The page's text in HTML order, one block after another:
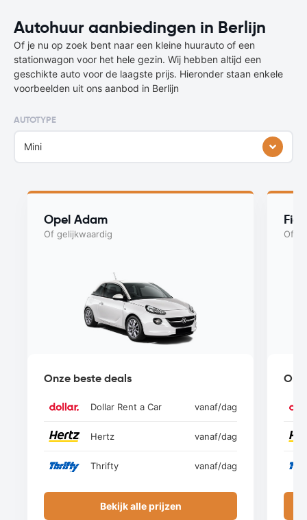
Autohuur aanbiedingen in Berlijn
Of je nu op zoek bent naar een kleine huurauto of een
stationwagon voor het hele gezin. Wij hebben altijd een
geschikte auto voor de laagste prijs. Hieronder staan enkele
voorbeelden uit ons aanbod in Berlijn
AUTOTYPE
Mini
Opel Adam
Of gelijkwaardig
Onze beste deals
Dollar Rent a Car vanaf/dag
Hertz vanaf/dag
Thrifty vanaf/dag
Bekijk alle prijzen
Of